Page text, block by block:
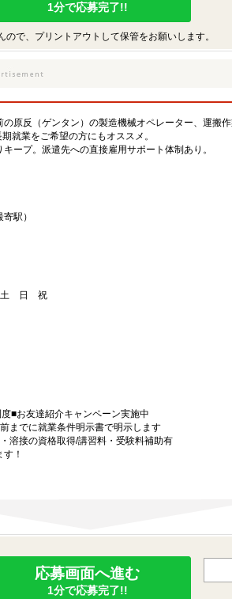
1分で応募完了!!
で、プリントアウトして保管をお願いします。
原反（ゲンタン）の製造機械オペレーター、運搬
就業をご希望の方にもオススメ。
ープ。派遣先への直接雇用サポート体制あり。
駅）
土 日 祝
■お友達紹介キャンペーン実施中
までに就業条件明示書で明示します
溶接の資格取得/講習料・受験料補助有
！
応募画面へ進む
1分で応募完了!!